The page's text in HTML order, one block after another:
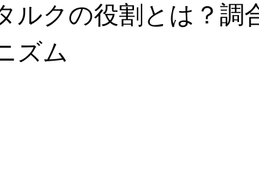
ルクの役割とは？調
ズム